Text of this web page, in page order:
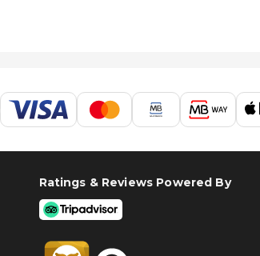
Ratings & Reviews Powered By